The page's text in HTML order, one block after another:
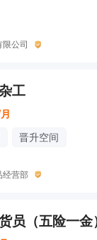
公司
工
晋升空间
经营部
员（五险一金